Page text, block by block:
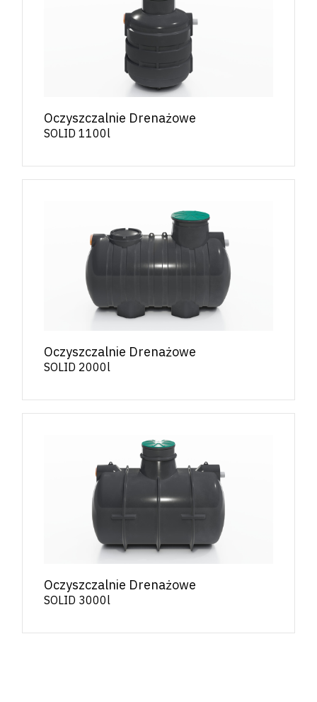
Oczyszczalnie Drenażowe
SOLID 1100l
Oczyszczalnie Drenażowe
SOLID 2000l
Oczyszczalnie Drenażowe
SOLID 3000l